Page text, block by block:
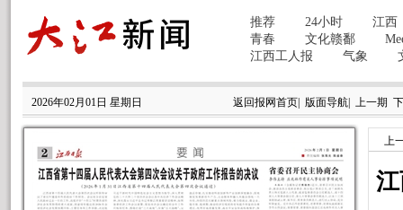
2026年02月01日 星期日 返回报网首页| 版面导航| 上一期
上